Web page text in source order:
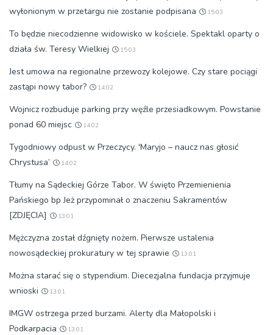
wyłonionym w przetargu nie zostanie podpisana
15:03
To będzie niecodzienne widowisko w kościele. Spektakl oparty o
działa św. Teresy Wielkiej
15:03
Jest umowa na regionalne przewozy kolejowe. Czy stare pociągi
zastąpi nowy tabor?
14:02
Wojnicz rozbuduje parking przy węźle przesiadkowym. Powstanie
ponad 60 miejsc
14:02
Tygodniowy odpust w Przeczycy. 'Maryjo – naucz nas głosić
Chrystusa’
14:02
Tłumy na Sądeckiej Górze Tabor. W święto Przemienienia
Pańskiego bp Jeż przypominał o znaczeniu Sakramentów
[ZDJĘCIA]
13:01
Mężczyzna został dźgnięty nożem. Pierwsze ustalenia
nowosądeckiej prokuratury w tej sprawie
13:01
Można starać się o stypendium. Diecezjalna fundacja przyjmuje
wnioski
13:01
IMGW ostrzega przed burzami. Alerty dla Małopolski i
Podkarpacia
13:01